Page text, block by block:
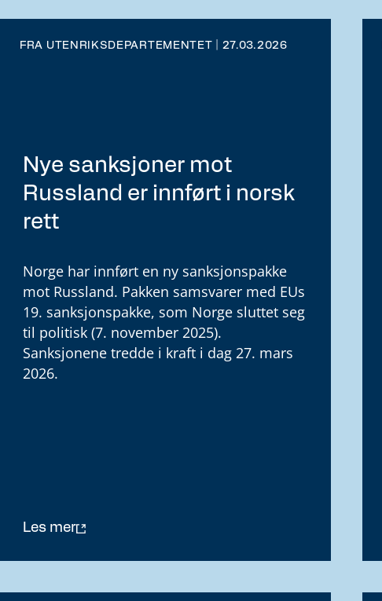
FRA UTENRIKSDEPARTEMENTET | 27.03.2026
Nye sanksjoner mot
Russland er innført i norsk
rett
Norge har innført en ny sanksjonspakke
mot Russland. Pakken samsvarer med EUs
19. sanksjonspakke, som Norge sluttet seg
til politisk (7. november 2025).
Sanksjonene tredde i kraft i dag 27. mars
2026.
Les mer